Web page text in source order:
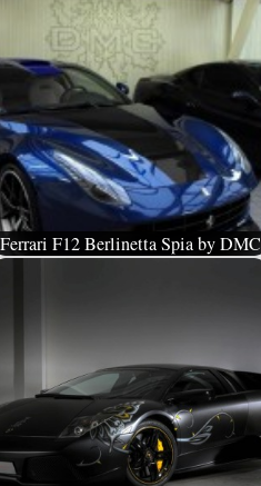
Ferrari F12 Berlinetta Spia by DMC